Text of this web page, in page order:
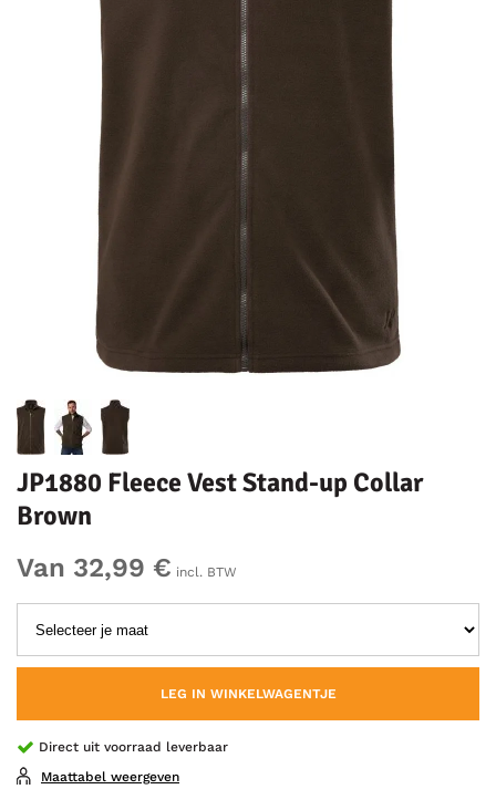
JP1880 Fleece Vest Stand-up Collar
Brown
Van 32,99 € incl. BTW
LEG IN WINKELWAGENTJE
Direct uit voorraad leverbaar
Maattabel weergeven